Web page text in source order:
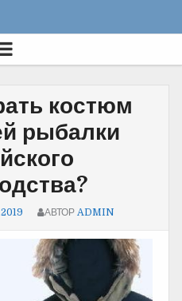
костюм
рыбалки
АВТОР ADMIN